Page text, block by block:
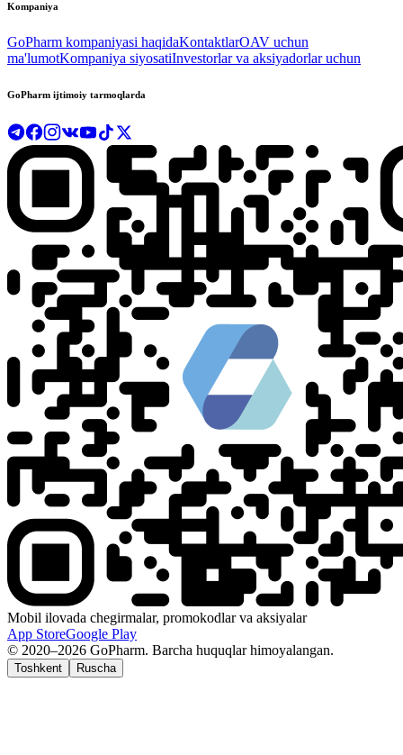
Kompaniya
GoPharm kompaniyasi haqidaKontaktlarOAV uchun
ma'lumotKompaniya siyosatiInvestorlar va aksiyadorlar uchun
GoPharm ijtimoiy tarmoqlarda
Mobil ilovada chegirmalar, promokodlar va aksiyalar
App StoreGoogle Play
© 2020–2026 GoPharm. Barcha huquqlar himoyalangan.
Toshkent Ruscha